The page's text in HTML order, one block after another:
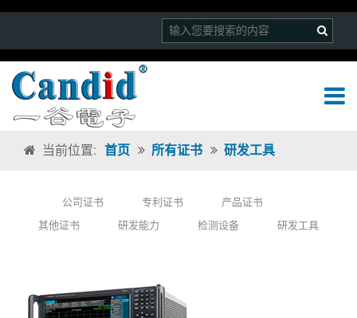
当前位置: 首页 所有证书 研发工具
公司证书 专利证书
产品证书
其他证书
研发能力 检测设备 研发工具